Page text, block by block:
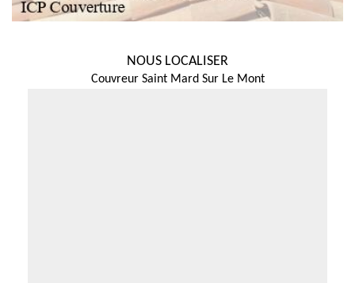
NOUS LOCALISER
Couvreur Saint Mard Sur Le Mont